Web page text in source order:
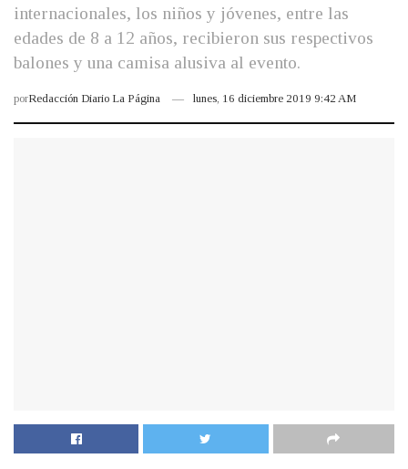
internacionales, los niños y jóvenes, entre las
edades de 8 a 12 años, recibieron sus respectivos
balones y una camisa alusiva al evento.
porRedacción Diario La Página lunes, 16 diciembre 2019 9:42 AM